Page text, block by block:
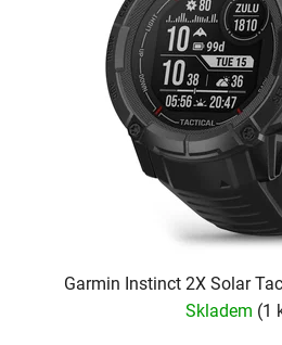
Garmin Instinct 2X Solar
Skladem (1